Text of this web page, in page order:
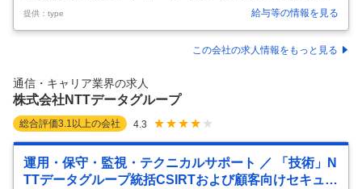
ートの先輩も多数活躍中！ ＼ 企業や働く人を支える総合職（法人営業／
人材コーディネーター）として活躍いただきます！配属は希望や適性、
経験を考慮して決定。「人と関わることが好き」を活かせる仕事です。
・“課題解決”が好きなあなたは…法人営業！ 企業の「応対品質を改善し
各種診断サービスをご提案。ヒアリングから企画、提案、実施後のフォ
ローまで伴走しながら、企業の成長を支えます。さまざまな業界の責任
者と…
提供：type 給与等の情報を見る
この会社の求人情報をもっと見る
通信・キャリア業界の求人
株式会社NTTデータグループ
総合評価3.1 以上の会社 4.3
運用・保守・監視・テクニカルサポート ／ 「技術」N
TTデータグループ統括CSIRTおよび顧客向けセキュリ